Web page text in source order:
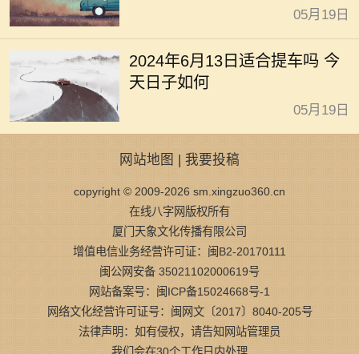
05月19日
2024年6月13日适合提车吗 今
天日子如何
05月19日
网站地图 | 我要投稿
copyright © 2009-2026 sm.xingzuo360.cn
在线八字网版权所有
厦门天象文化传播有限公司
增值电信业务经营许可证：闽B2-20170111
闽公网安备 35021102000619号
网站备案号：闽ICP备15024668号-1
网络文化经营许可证号：闽网文〔2017〕8040-205号
法律声明：如有侵权，请告知网站管理员
我们会在30个工作日内处理